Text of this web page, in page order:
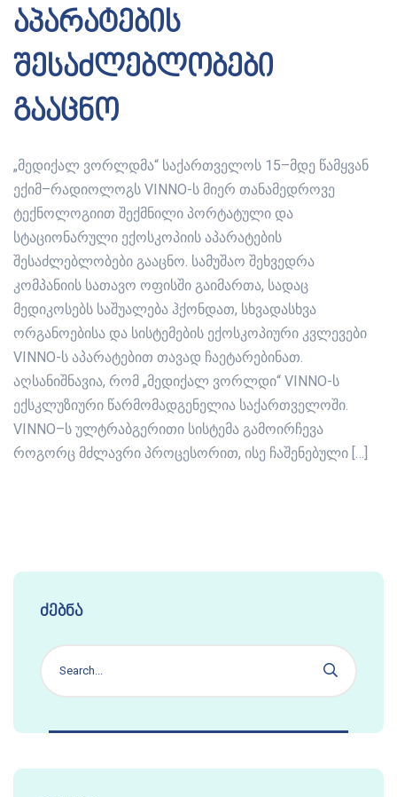
აპარატების
შესაძლებლობები
გააცნო
„მედიქალ ვორლდმა“ საქართველოს 15–მდე წამყვან
ექიმ–რადიოლოგს VINNO-ს მიერ თანამედროვე
ტექნოლოგიით შექმნილი პორტატული და
სტაციონარული ექოსკოპიის აპარატების
შესაძლებლობები გააცნო. სამუშაო შეხვედრა
კომპანიის სათავო ოფისში გაიმართა, სადაც
მედიკოსებს საშუალება ჰქონდათ, სხვადასხვა
ორგანოებისა და სისტემების ექოსკოპიური კვლევები
VINNO-ს აპარატებით თავად ჩაეტარებინათ.
აღსანიშნავია, რომ „მედიქალ ვორლდი“ VINNO-ს
ექსკლუზიური წარმომადგენელია საქართველოში.
VINNO–ს ულტრაბგერითი სისტემა გამოირჩევა
როგორც მძლავრი პროცესორით, ისე ჩაშენებული […]
ძებნა